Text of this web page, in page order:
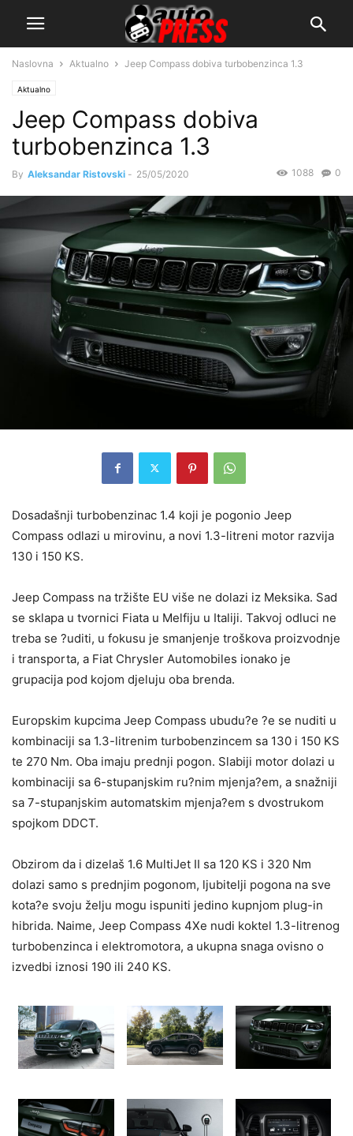
Naslovna Aktualno Jeep Compass dobiva turbobenzinca 1.3
Aktualno
Jeep Compass dobiva
turbobenzinca 1.3
By Aleksandar Ristovski - 25/05/2020 0
1088
Dosadašnji turbobenzinac 1.4 koji je pogonio Jeep
Compass odlazi u mirovinu, a novi 1.3-litreni motor razvija
130 i 150 KS.
Jeep Compass na tržište EU više ne dolazi iz Meksika. Sad
se sklapa u tvornici Fiata u Melfiju u Italiji. Takvoj odluci ne
treba se ?uditi, u fokusu je smanjenje troškova proizvodnje
i transporta, a Fiat Chrysler Automobiles ionako je
grupacija pod kojom djeluju oba brenda.
Europskim kupcima Jeep Compass ubudu?e ?e se nuditi u
kombinaciji sa 1.3-litrenim turbobenzincem sa 130 i 150 KS
te 270 Nm. Oba imaju prednji pogon. Slabiji motor dolazi u
kombinaciji sa 6-stupanjskim ru?nim mjenja?em, a snažniji
sa 7-stupanjskim automatskim mjenja?em s dvostrukom
spojkom DDCT.
Obzirom da i dizelaš 1.6 MultiJet II sa 120 KS i 320 Nm
dolazi samo s prednjim pogonom, ljubitelji pogona na sve
kota?e svoju želju mogu ispuniti jedino kupnjom plug-in
hibrida. Naime, Jeep Compass 4Xe nudi koktel 1.3-litrenog
turbobenzinca i elektromotora, a ukupna snaga ovisno o
izvedbi iznosi 190 ili 240 KS.